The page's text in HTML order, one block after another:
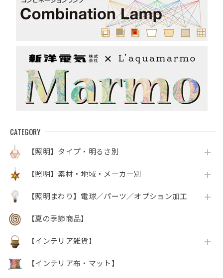
CATEGORY
【照明】タイプ・明るさ別
【照明】素材・地域・メーカー別
【照明まわり】電球／パーツ／オプション加工
【夏の季節商品】
【インテリア雑貨】
【インテリア布・マット】